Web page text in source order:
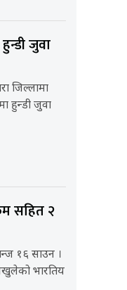
जुवा
जिल्लामा
हुन्डी जुवा
सहित २
१६ साउन ।
नखुलेको भारतिय